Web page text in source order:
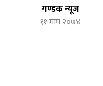
गण्डक न्यूज
११ माघ २०७४